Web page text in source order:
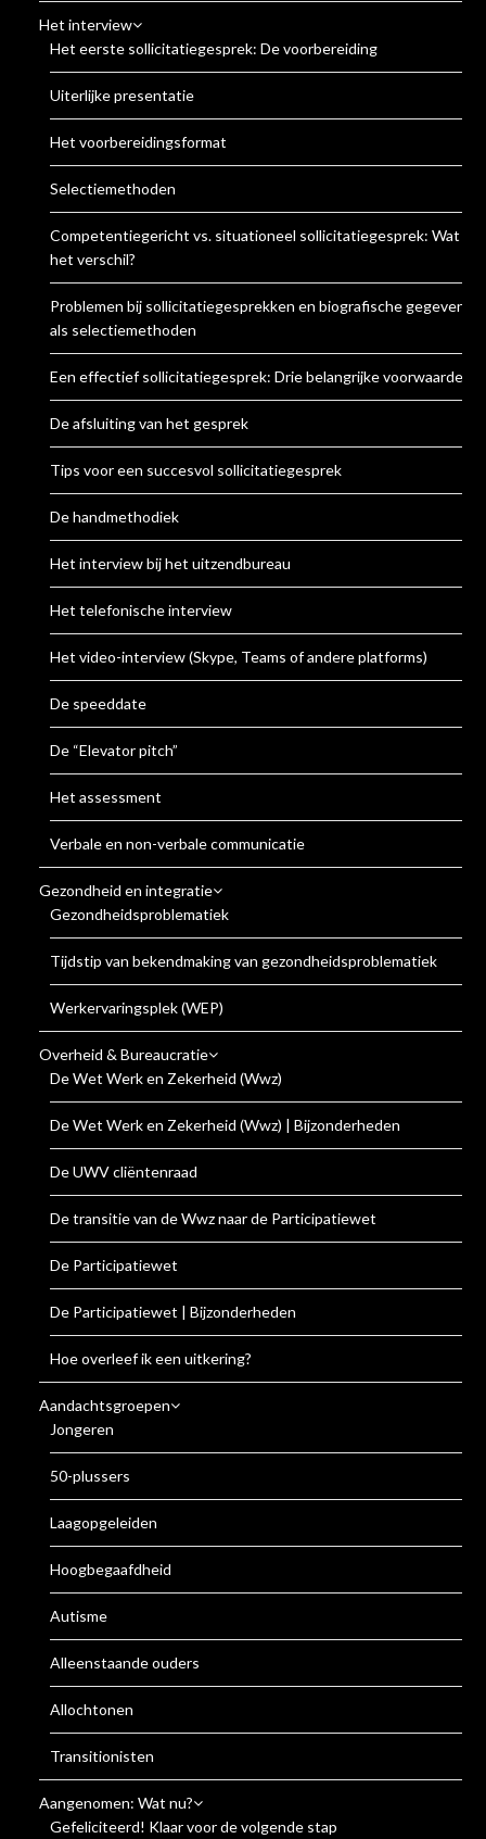
Het interview
Het eerste sollicitatiegesprek: De voorbereiding
Uiterlijke presentatie
Het voorbereidingsformat
Selectiemethoden
Competentiegericht vs. situationeel sollicitatiegesprek: Wat is
het verschil?
Problemen bij sollicitatiegesprekken en biografische gegevens
als selectiemethoden
Een effectief sollicitatiegesprek: Drie belangrijke voorwaarden
De afsluiting van het gesprek
Tips voor een succesvol sollicitatiegesprek
De handmethodiek
Het interview bij het uitzendbureau
Het telefonische interview
Het video-interview (Skype, Teams of andere platforms)
De speeddate
De “Elevator pitch”
Het assessment
Verbale en non-verbale communicatie
Gezondheid en integratie
Gezondheidsproblematiek
Tijdstip van bekendmaking van gezondheidsproblematiek
Werkervaringsplek (WEP)
Overheid & Bureaucratie
De Wet Werk en Zekerheid (Wwz)
De Wet Werk en Zekerheid (Wwz) | Bijzonderheden
De UWV cliëntenraad
De transitie van de Wwz naar de Participatiewet
De Participatiewet
De Participatiewet | Bijzonderheden
Hoe overleef ik een uitkering?
Aandachtsgroepen
Jongeren
50-plussers
Laagopgeleiden
Hoogbegaafdheid
Autisme
Alleenstaande ouders
Allochtonen
Transitionisten
Aangenomen: Wat nu?
Gefeliciteerd! Klaar voor de volgende stap